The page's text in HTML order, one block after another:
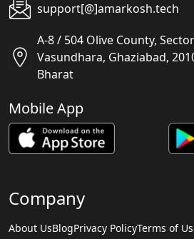
support[@]amarkosh.tech
A-8 / 504 Olive County,
Vasundhara, Ghaziabad,
Bharat
Mobile App
Company
About UsBlogPrivacy PolicyTerms of